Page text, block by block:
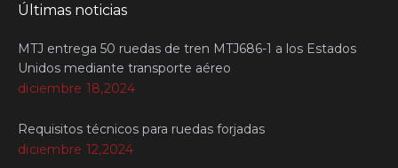
Últimas noticias
MTJ entrega 50 ruedas de tren MTJ686-1 a los Estados
Unidos mediante transporte aéreo
diciembre 18,2024
Requisitos técnicos para ruedas forjadas
diciembre 12,2024